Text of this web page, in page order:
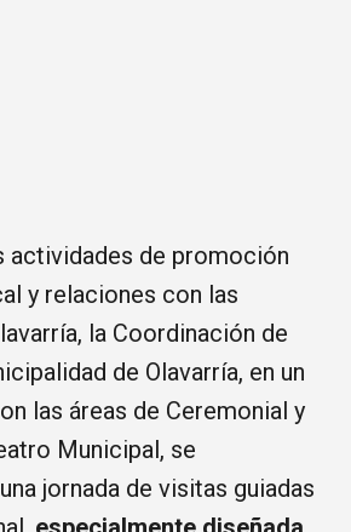
actividades de promoción
y relaciones con las
la Coordinación de
de Olavarría, en un
las áreas de Ceremonial y
Municipal, se
jornada de visitas guiadas